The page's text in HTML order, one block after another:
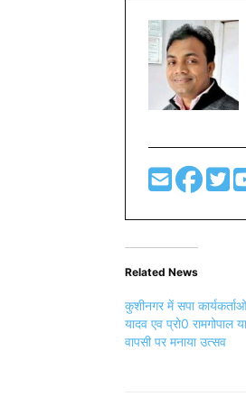
Related News
कुशीनगर में सपा
यादव एव प्रो0 रामगोपाल
वापसी पर मनाया उत्सव